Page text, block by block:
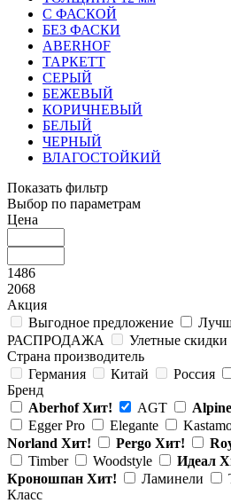
С ФАСКОЙ
БЕЗ ФАСКИ
ABERHOF
ТАРКЕТТ
СЕРЫЙ
БЕЖЕВЫЙ
КОРИЧНЕВЫЙ
БЕЛЫЙ
ЧЕРНЫЙ
ВЛАГОСТОЙКИЙ
Показать фильтр
Выбор по параметрам
Цена
1486
2068
Акция
Выгодное предложение
РАСПРОДАЖА
Улетные скидки
Страна производитель
Германия
Китай Россия
Бренд
AberhofХит! AGT
Egger Pro
Elegante
Norland Хит! Pergo Хит!
Timber
Woodstyle Идеал
Кроношпан Хит! Ламинели
Класс